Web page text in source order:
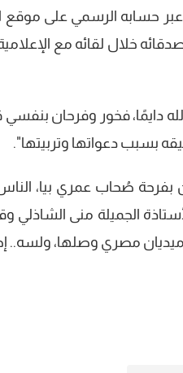
حسابه الرسمي على موقع
خلال لقائه مع
دايمًا، فخور وفرحان
بسبب دعواتها وتربيتها".
بفرحة صُحاب عمري بيا،
الجميلة منى الشاذلي
مصري وصلها، ولسه..